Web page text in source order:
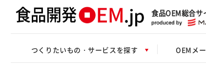
食品OEM総合サ
つくりたいもの・サービスを探す OEMメ